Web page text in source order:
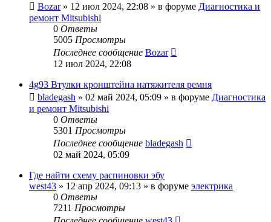
Bozar» 12 июл 2024, 22:08 » в форуме Диагностика и
ремонт Mitsubishi
0 Ответы
5005 Просмотры
Последнее сообщение Bozar
12 июл 2024, 22:08
4g93 Втулки кронштейна натяжителя ремня
bladegash » 02 май 2024, 05:09 » в форуме Диагностика
и ремонт Mitsubishi
0 Ответы
5301 Просмотры
Последнее сообщение bladegash
02 май 2024, 05:09
Где найти схему распиновки эбу
west43 » 12 апр 2024, 09:13 » в форуме электрика
0 Ответы
7211 Просмотры